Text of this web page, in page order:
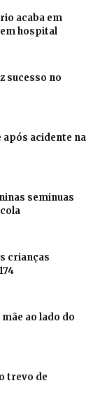
acaba em
hospital
sucesso no
após acidente na
seminuas
crianças
ao lado do
trevo de